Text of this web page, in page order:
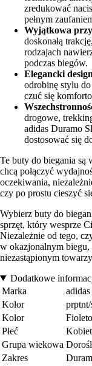
zredukować
pełnym
Wyjątkowa
doskonałą
rodzajach
podczas biegów.
Elegancki
odrobinę stylu
czuć się
drogowe,
adidas Duramo
dostosować się
Te buty do biegania są
chcą połączyć
oczekiwania,
czy po prostu cieszyć
Wybierz buty do
sprzęt, który wesprze
Niezależnie od tego,
w okazjonalnym biegu,
niezastąpionym
Dodatkowe
Marka
adidas
Kolor
prptnt/
Kolor
Płeć
Grupa wiekowa
Zakres